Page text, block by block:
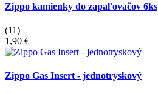
Zippo kamienky do zapaľovačov 6ks
(11)
1,90 €
Zippo Gas Insert - jednotryskový